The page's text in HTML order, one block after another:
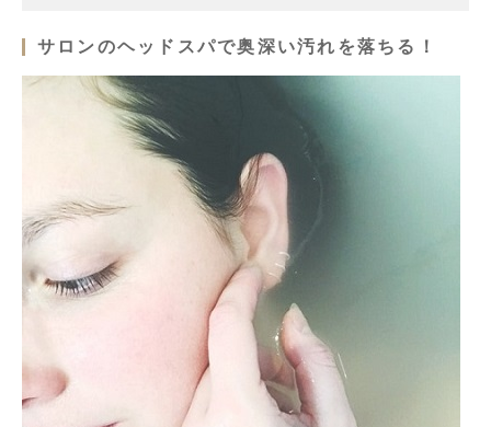
サロンのヘッドスパで奥深い汚れを落ちる！